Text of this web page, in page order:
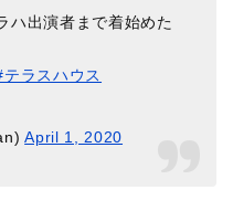
ハ出演者まで着始めた
テラスハウス
April 1, 2020